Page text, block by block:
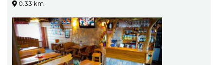
0.33 km